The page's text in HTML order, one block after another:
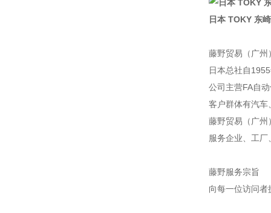
日本 TOKY 东
藤野贸易（广州
日本总社自
公司主营FA自
客户群体有汽车
藤野贸易（广州
服务企业、工
藤野服务宗旨
向每一位访问